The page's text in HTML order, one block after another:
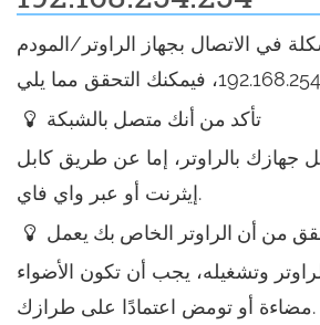
في الاتصال بجهاز الراوتر/المودم
تأكد من أنك متصل بالشبكة
جهازك بالراوتر، إما عن طريق كابل
إيثرنت أو عبر واي فاي.
من أن الراوتر الخاص بك يعمل
وتشغيله، يجب أن تكون الأضواء
مضاءة أو تومض اعتمادًا على طرازك.